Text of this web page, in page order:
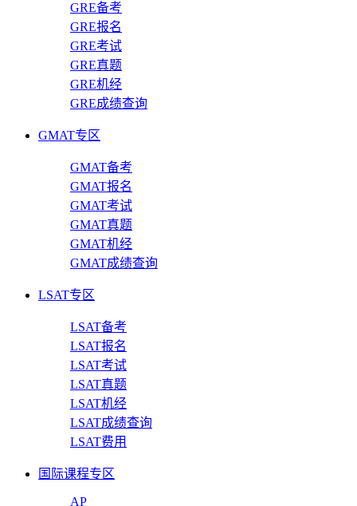
GRE备考
GRE报名
GRE考试
GRE真题
GRE机经
GRE成绩查询
GMAT专区
GMAT备考
GMAT报名
GMAT考试
GMAT真题
GMAT机经
GMAT成绩查询
LSAT专区
LSAT备考
LSAT报名
LSAT考试
LSAT真题
LSAT机经
LSAT成绩查询
LSAT费用
国际课程专区
AP